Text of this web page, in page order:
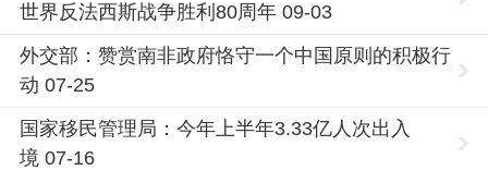
世界反法西斯战争胜利80周年 09-03
外交部：赞赏南非政府恪守一个中国原则的积极行
动 07-25
国家移民管理局：今年上半年3.33亿人次出入
境 07-16